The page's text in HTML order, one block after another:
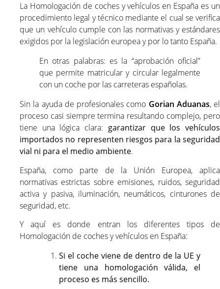
La Homologación de coches y vehículos en España es un
procedimiento legal y técnico mediante el cual se verifica
que un vehículo cumple con las normativas y estándares
exigidos por la legislación europea y por lo tanto España.
En otras palabras: es la “aprobación oficial”
que permite matricular y circular legalmente
con un coche por las carreteras españolas.
Sin la ayuda de profesionales como Gorian Aduanas, el
proceso casi siempre termina resultando complejo, pero
tiene una lógica clara: garantizar que los vehículos
importados no representen riesgos para la seguridad
vial ni para el medio ambiente.
España, como parte de la Unión Europea, aplica
normativas estrictas sobre emisiones, ruidos, seguridad
activa y pasiva, iluminación, neumáticos, cinturones de
seguridad, etc.
Y aquí es donde entran los diferentes tipos de
Homologación de coches y vehículos en España:
Si el coche viene de dentro de la UE y
tiene una homologación válida, el
proceso es más sencillo.